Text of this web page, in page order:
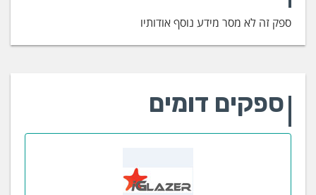
ספק זה לא מסר מידע נוסף אודותיו
ספקים דומים